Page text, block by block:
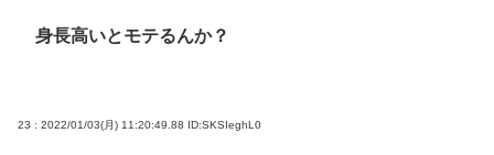
身長高いとモテるんか？
23 : 2022/01/03(月) 11:20:49.88 ID:SKSIeghL0